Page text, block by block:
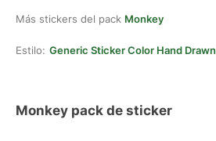
Más stickers del pack Monkey
Estilo: Generic Sticker Color Hand Drawn
Monkey pack de sticker